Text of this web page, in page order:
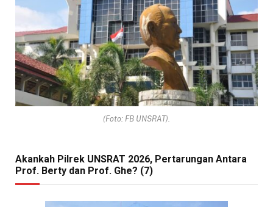
(Foto: FB UNSRAT).
Akankah Pilrek UNSRAT 2026, Pertarungan Antara
Prof. Berty dan Prof. Ghe? (7)